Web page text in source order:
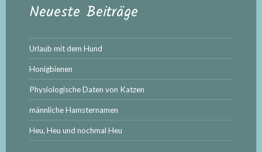
Neueste Beiträge
Urlaub mit dem Hund
Honigbienen
Physiologische Daten von Katzen
männliche Hamsternamen
Heu, Heu und nochmal Heu